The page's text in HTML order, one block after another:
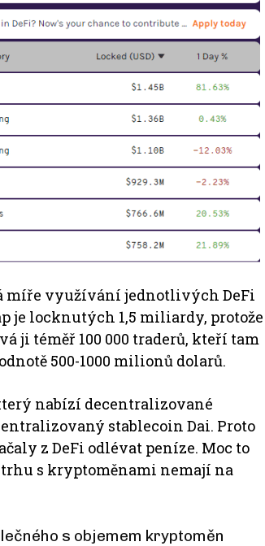
míře využívání jednotlivých DeFi
je locknutých 1,5 miliardy, protože
ji téměř 100 000 traderů, kteří tam
500-1000 milionů dolarů.
nabízí decentralizované
stablecoin Dai. Proto
z DeFi odlévat peníze. Moc to
s kryptoměnami nemají na
s objemem kryptoměn